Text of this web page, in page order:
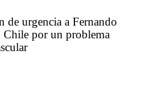
de urgencia a Fernando
Chile por un problema